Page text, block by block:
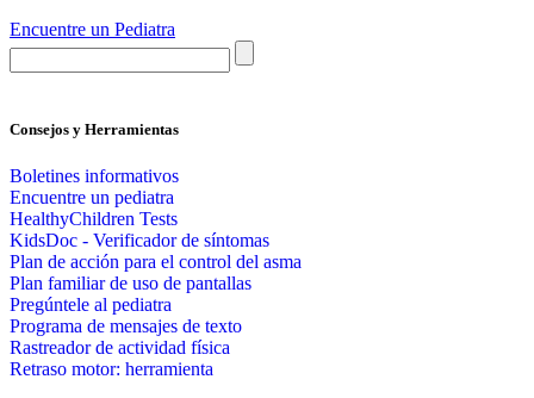
Encuentre un Pediatra
Consejos y Herramientas
Boletines informativos
Encuentre un pediatra
HealthyChildren Tests
KidsDoc - Verificador de síntomas
Plan de acción para el control del asma
Plan familiar de uso de pantallas
Pregúntele al pediatra
Programa de mensajes de texto
Rastre​​ador de activida​d física
Retraso motor: herramienta